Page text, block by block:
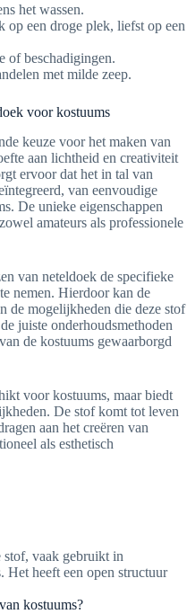
het wassen.
op een droge plek, liefst op een
of beschadigingen.
met milde zeep.
voor kostuums
keuze voor het maken van
aan lichtheid en creativiteit
ervoor dat het in tal van
van eenvoudige
De unieke eigenschappen
amateurs als professionele
van neteldoek de specifieke
nemen. Hierdoor kan de
de mogelijkheden die deze stof
juiste onderhoudsmethoden
de kostuums gewaarborgd
voor kostuums, maar biedt
De stof komt tot leven
aan het creëren van
als esthetisch
stof, vaak gebruikt in
Het heeft een open structuur
kostuums?